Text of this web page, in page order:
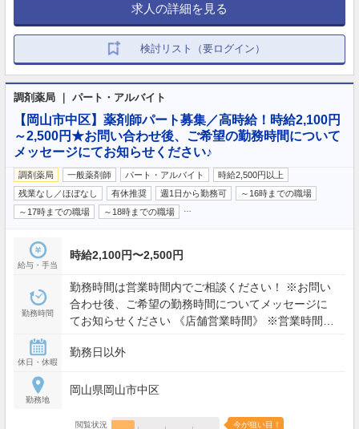
求人の詳細を見る
検討リスト（要ログイン）
調剤薬局 ｜ パート・アルバイト
【岡山市中区】薬剤師パート募集／高時給！時給2,100円
～2,500円★お問い合わせ後、ご希望の勤務時間について
メッセージにてお知らせください♪
調剤薬局 一般薬剤師 パート・アルバイト
時給2,500円以上
残業なし／ほぼなし
有休推奨 週1日から勤務可
～16時までの職場
～17時までの職場
～18時までの職場
給与・手当
時給2,100円〜2,500円
勤務時間
勤務時間は営業時間内でご相談ください！ ※お問い
合わせ後、ご希望の勤務時間についてメッセージに
てお知らせください 《店舗営業時間》 ※営業時間詳
休日・休暇
勤務日以外
勤務地
岡山県岡山市中区
閲覧状況 今が狙い目！